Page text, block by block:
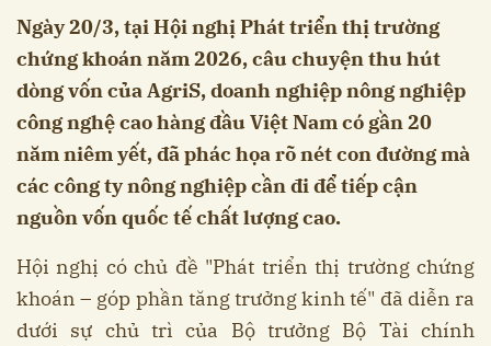
Ngày 20/3, tại Hội nghị Phát triển thị trường
chứng khoán năm 2026, câu chuyện thu hút
dòng vốn của AgriS, doanh nghiệp nông nghiệp
công nghệ cao hàng đầu Việt Nam có gần 20
năm niêm yết, đã phác họa rõ nét con đường mà
các công ty nông nghiệp cần đi để tiếp cận
nguồn vốn quốc tế chất lượng cao.
Hội nghị có chủ đề "Phát triển thị trường chứng
khoán – góp phần tăng trưởng kinh tế" đã diễn ra
dưới sự chủ trì của Bộ trưởng Bộ Tài chính
Hủy